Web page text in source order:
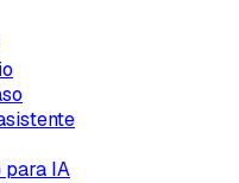
para IA